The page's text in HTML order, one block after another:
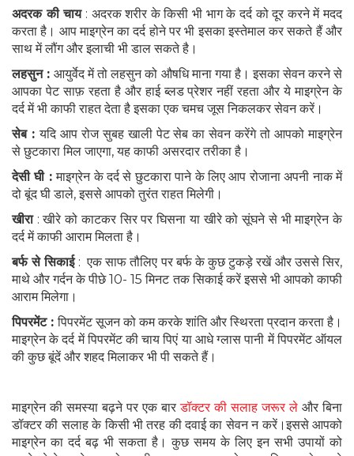
अदरक की चाय: अदरक शरीर के किसी भी भाग के दर्द को दूर करने में मदद
करता है। आप माइग्रेन का दर्द होने पर भी इसका इस्तेमाल कर सकते हैं और
साथ में लौंग और इलाची भी डाल सकते है।
लहसुन :आयुर्वेद में तो लहसुन को औषधि माना गया है। इसका सेवन करने से
आपका पेट साफ़ रहता है और हाई ब्लड प्रेशर नहीं रहता और ये माइग्रेन के
दर्द में भी काफी राहत देता है इसका एक चमच जूस निकलकर सेवन करें।
सेब :यदि आप रोज सुबह खाली पेट सेब का सेवन करेंगे तो आपको माइग्रेन
से छुटकारा मिल जाएगा, यह काफी असरदार तरीका है।
देसी घी :माइग्रेन के दर्द से छुटकारा पाने के लिए आप रोजाना अपनी नाक में
दो बूंद घी डाले, इससे आपको तुरंत राहत मिलेगी।
खीरा: खीरे को काटकर सिर पर घिसना या खीरे को सूंघने से भी माइग्रेन के
दर्द में काफी आराम मिलता है।
बर्फ से सिकाई: एक साफ तौलिए पर बर्फ के कुछ टुकड़े रखें और उससे सिर,
माथे और गर्दन के पीछे 10- 15 मिनट तक सिकाई करें इससे भी आपको काफी
आराम मिलेगा।
पिपरमेंट :पिपरमेंट सूजन को कम करके शांति और स्थिरता प्रदान करता है।
माइग्रेन के दर्द में पिपरमेंट की चाय पिएं या आधे ग्लास पानी में पिपरमेंट ऑयल
की कुछ बूंदें और शहद मिलाकर भी पी सकते हैं।
माइग्रेन की समस्या बढ़ने पर एक बारडॉक्टर की सलाह जरूर ले और बिना
डॉक्टर की सलाह के किसी भी तरह की दवाई का सेवन न करें।इससे आपको
माइग्रेन का दर्द बढ़ भी सकता है। कुछ समय के लिए इन सभी उपायों को